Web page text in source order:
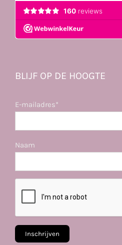
BLIJF OP DE HOOGTE
E-mailadres*
Naam